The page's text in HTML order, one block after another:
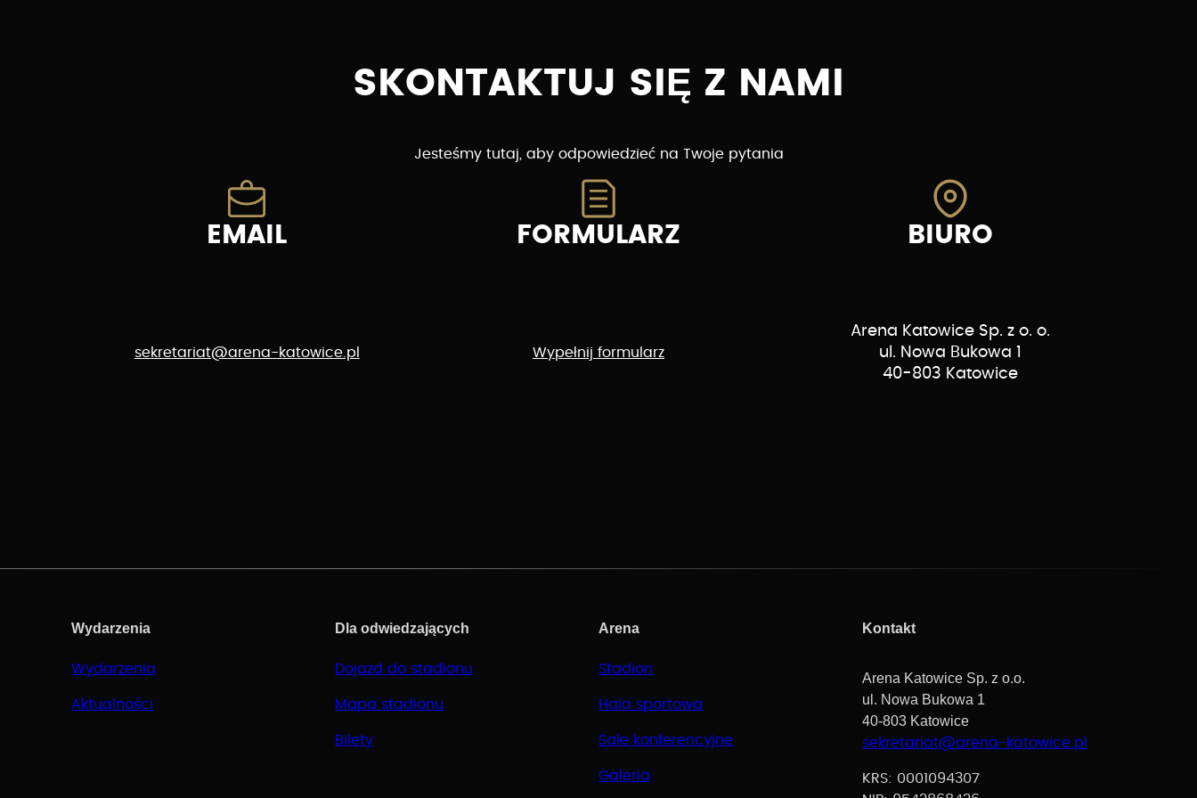
SKONTAKTUJ SIĘ Z NAMI
Jesteśmy tutaj, aby odpowiedzieć na Twoje pytania
EMAIL
sekretariat@arena-katowice.pl
FORMULARZ
Wypełnij formularz
BIURO
Arena Katowice Sp. z o. o.
ul. Nowa Bukowa 1
40-803 Katowice
Wydarzenia
Wydarzenia
Aktualności
Dla odwiedzających
Dojazd do stadionu
Mapa stadionu
Bilety
Arena
Stadion
Hala sportowa
Sale konferencyjne
Galeria
Kontakt
Arena Katowice Sp. z o.o.
ul. Nowa Bukowa 1
40-803 Katowice
sekretariat@arena-katowice.pl
KRS: 0001094307